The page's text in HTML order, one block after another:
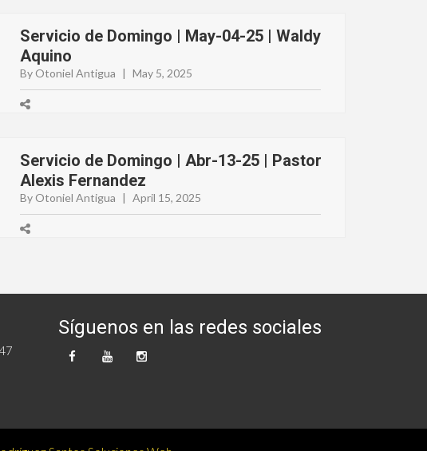
Servicio de Domingo | May-04-25 | Waldy
Aquino
By Otoniel Antigua | May 5, 2025
Servicio de Domingo | Abr-13-25 | Pastor
Alexis Fernandez
By Otoniel Antigua | April 15, 2025
Síguenos en las redes sociales